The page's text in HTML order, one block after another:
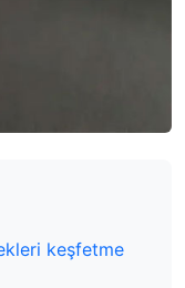
keşfetme